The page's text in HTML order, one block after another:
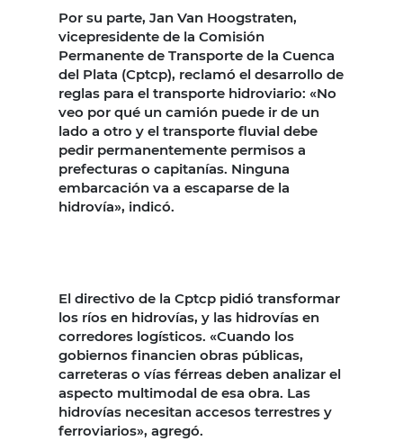
Por su parte, Jan Van Hoogstraten,
vicepresidente de la Comisión
Permanente de Transporte de la Cuenca
del Plata (Cptcp), reclamó el desarrollo de
reglas para el transporte hidroviario: «No
veo por qué un camión puede ir de un
lado a otro y el transporte fluvial debe
pedir permanentemente permisos a
prefecturas o capitanías. Ninguna
embarcación va a escaparse de la
hidrovía», indicó.
El directivo de la Cptcp pidió transformar
los ríos en hidrovías, y las hidrovías en
corredores logísticos. «Cuando los
gobiernos financien obras públicas,
carreteras o vías férreas deben analizar el
aspecto multimodal de esa obra. Las
hidrovías necesitan accesos terrestres y
ferroviarios», agregó.